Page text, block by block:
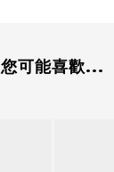
您可能喜歡...